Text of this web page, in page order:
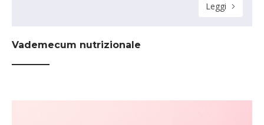
Leggi
Vademecum nutrizionale